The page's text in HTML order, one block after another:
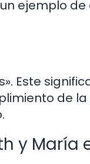
ejemplo de
Este
de
y María